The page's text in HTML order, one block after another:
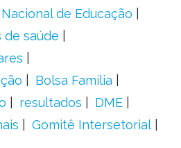
de Educação
de saúde
Bolsa Família
resultados
DME
Gomitê Intersetorial